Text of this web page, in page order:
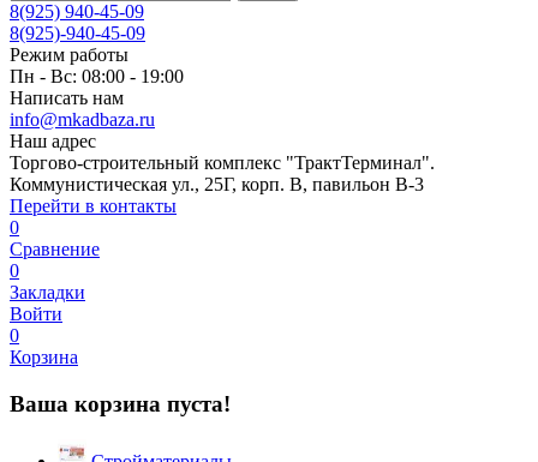
8(925) 940-45-09
8(925)-940-45-09
Режим работы
Пн - Вс: 08:00 - 19:00
Написать нам
info@mkadbaza.ru
Наш адрес
Торгово-строительный комплекс "ТрактТерминал".
Коммунистическая ул., 25Г, корп. В, павильон В-3
Перейти в контакты
0
Сравнение
0
Закладки
Войти
0
Корзина
Ваша корзина пуста!